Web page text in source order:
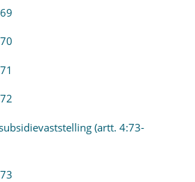
(artt. 4:73-